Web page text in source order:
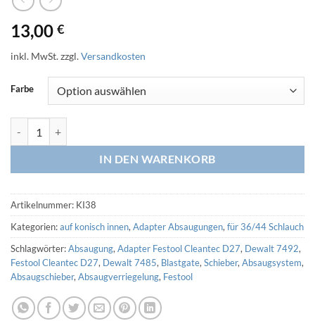
13,00 €
inkl. MwSt.zzgl.Versandkosten
Farbe
IN DEN WARENKORB
Artikelnummer: KI38
Kategorien:auf konisch innen,Adapter Absaugungen,für 36/44 Schlauch
Schlagwörter:Absaugung,Adapter Festool Cleantec D27, Dewalt 7492,
Festool Cleantec D27, Dewalt 7485, Blastgate,Schieber,Absaugsystem,
Absaugschieber,Absaugverriegelung, Festool